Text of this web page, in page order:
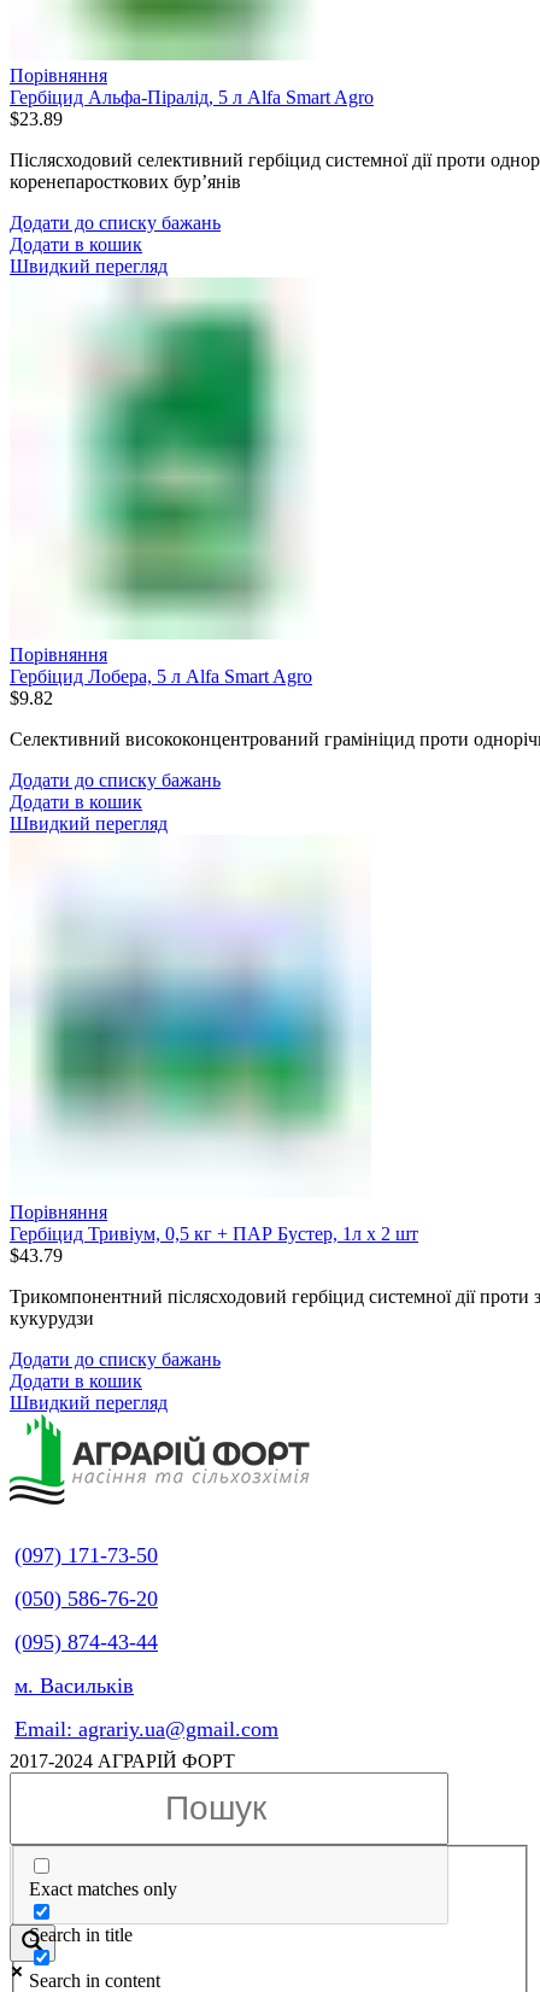
Порівняння
Гербіцид Альфа-Піралід, 5 л Alfa Smart Agro
$23.89
Післясходовий селективний гербіцид системної дії проти
коренепаросткових бур’янів
Додати до списку бажань
Додати в кошик
Швидкий перегляд
Порівняння
Гербіцид Лобера, 5 л Alfa Smart Agro
$9.82
Селективний висококонцентрований грамініцид проти
Додати до списку бажань
Додати в кошик
Швидкий перегляд
Порівняння
Гербіцид Тривіум, 0,5 кг + ПАР Бустер, 1л х 2 шт
$43.79
Трикомпонентний післясходовий гербіцид системної дії проти
кукурудзи
Додати до списку бажань
Додати в кошик
Швидкий перегляд
(097) 171-73-50
(050) 586-76-20
(095) 874-43-44
м. Васильків
Email: agrariy.ua@gmail.com
2017-2024 АГРАРІЙ ФОРТ
Exact matches only
Search in title
Search in content